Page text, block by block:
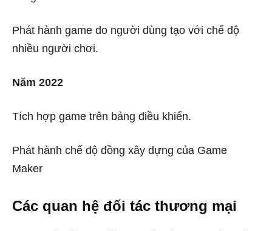
Phát hành game do người dùng tạo với chế độ
nhiều người chơi.
Năm 2022
Tích hợp game trên bảng điều khiển.
Phát hành chế độ đồng xây dựng của Game
Maker
Các quan hệ đối tác thương mại